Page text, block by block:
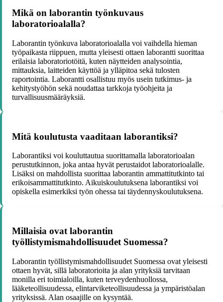
Mikä on laborantin työnkuvaus
laboratorioalalla?
Laborantin työnkuva laboratorioalalla voi vaihdella hieman
työpaikasta riippuen, mutta yleisesti ottaen laborantti suorittaa
erilaisia laboratoriotöitä, kuten näytteiden analysointia,
mittauksia, laitteiden käyttöä ja ylläpitoa sekä tulosten
raportointia. Laborantti osallistuu myös usein tutkimus- ja
kehitystyöhön sekä noudattaa tarkkoja työohjeita ja
turvallisuusmääräyksiä.
Mitä koulutusta vaaditaan laborantiksi?
Laborantiksi voi kouluttautua suorittamalla laboratorioalan
perustutkinnon, joka antaa hyvät perustaidot laboratorioalalle.
Lisäksi on mahdollista suorittaa laborantin ammattitutkinto tai
erikoisammattitutkinto. Aikuiskoulutuksena laborantiksi voi
opiskella esimerkiksi työn ohessa tai täydennyskoulutuksena.
Millaisia ovat laborantin
työllistymismahdollisuudet Suomessa?
Laborantin työllistymismahdollisuudet Suomessa ovat yleisesti
ottaen hyvät, sillä laboratorioita ja alan yrityksiä tarvitaan
monilla eri toimialoilla, kuten terveydenhuollossa,
lääketeollisuudessa, elintarviketeollisuudessa ja ympäristöalan
yrityksissä. Alan osaajille on kysyntää.